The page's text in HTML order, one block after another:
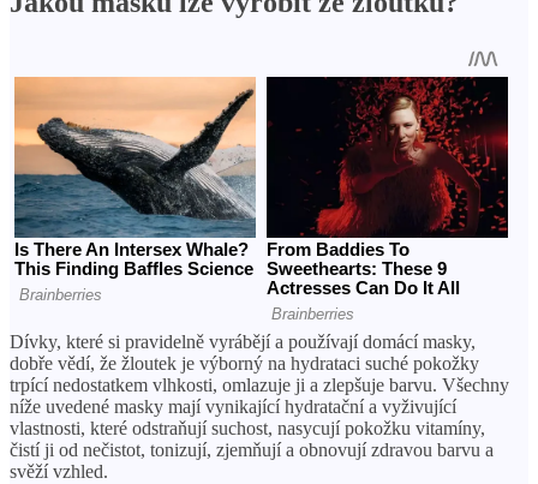
Dívky, které si pravidelně vyrábějí a používají domácí masky,
dobře vědí, že žloutek je výborný na hydrataci suché pokožky
trpící nedostatkem vlhkosti, omlazuje ji a zlepšuje barvu. Všechny
níže uvedené masky mají vynikající hydratační a vyživující
vlastnosti, které odstraňují suchost, nasycují pokožku vitamíny,
čistí ji od nečistot, tonizují, zjemňují a obnovují zdravou barvu a
svěží vzhled.